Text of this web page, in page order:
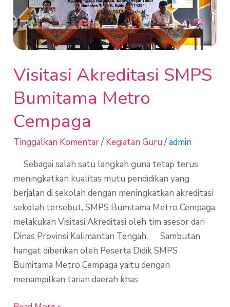
Visitasi Akreditasi SMPS
Bumitama Metro
Cempaga
Tinggalkan Komentar/ Kegiatan Guru/admin
Sebagai salah satu langkah guna tetap terus
meningkatkan kualitas mutu pendidikan yang
berjalan di sekolah dengan meningkatkan akreditasi
sekolah tersebut, SMPS Bumitama Metro Cempaga
melakukan Visitasi Akreditasi oleh tim asesor dari
Dinas Provinsi Kalimantan Tengah. Sambutan
hangat diberikan oleh Peserta Didik SMPS
Bumitama Metro Cempaga yaitu dengan
menampilkan tarian daerah khas
Cempaga